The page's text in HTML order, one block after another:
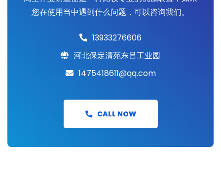
您在使用当中遇到什么问题，可以咨询我们。
13933276606
河北保定清苑东吕工业园
1475418611@qq.com
CALL NOW